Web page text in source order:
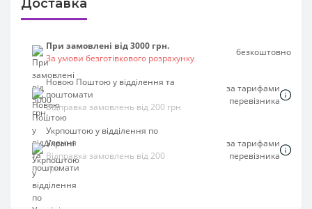
Доставка
При замовлені від 3000 грн.
За умови безготівкового розрахунку
безкоштовно
Новою Поштою у відділення та
поштомати
Відправка замовлень від 200 грн
за тарифами
перевізника
Укрпоштою у відділення по
Україні
Відправка замовлень від 200
грн
за тарифами
перевізника